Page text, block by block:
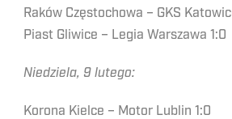
Raków Częstochowa – GKS
Piast Gliwice – Legia Warszawa 1:0
Niedziela, 9 lutego:
Korona Kielce – Motor Lublin 1:0